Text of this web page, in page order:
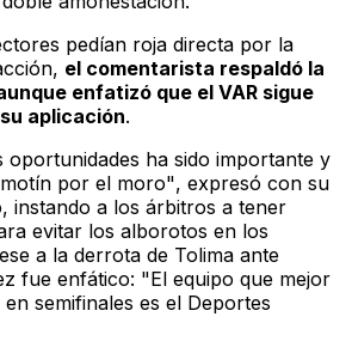
pedían roja directa por la
el comentarista respaldó la
enfatizó que el VAR sigue
aplicación.
oportunidades ha sido importante y
por el moro", expresó con su
instando a los árbitros a tener
evitar los alborotos en los
a la derrota de Tolima ante
fue enfático: "El equipo que mejor
semifinales es el Deportes